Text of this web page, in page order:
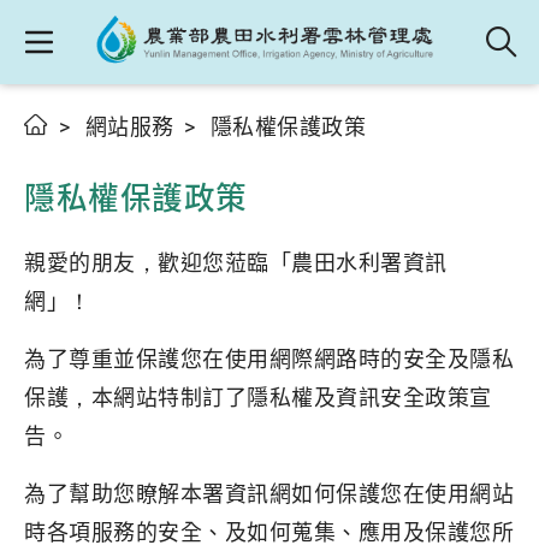
網站服務 隱私權保護政策
隱私權保護政策
親愛的朋友，歡迎您蒞臨「農田水利署資訊
網」！
為了尊重並保護您在使用網際網路時的安全及隱私
保護，本網站特制訂了隱私權及資訊安全政策宣
告。
為了幫助您瞭解本署資訊網如何保護您在使用網站
時各項服務的安全、及如何蒐集、應用及保護您所